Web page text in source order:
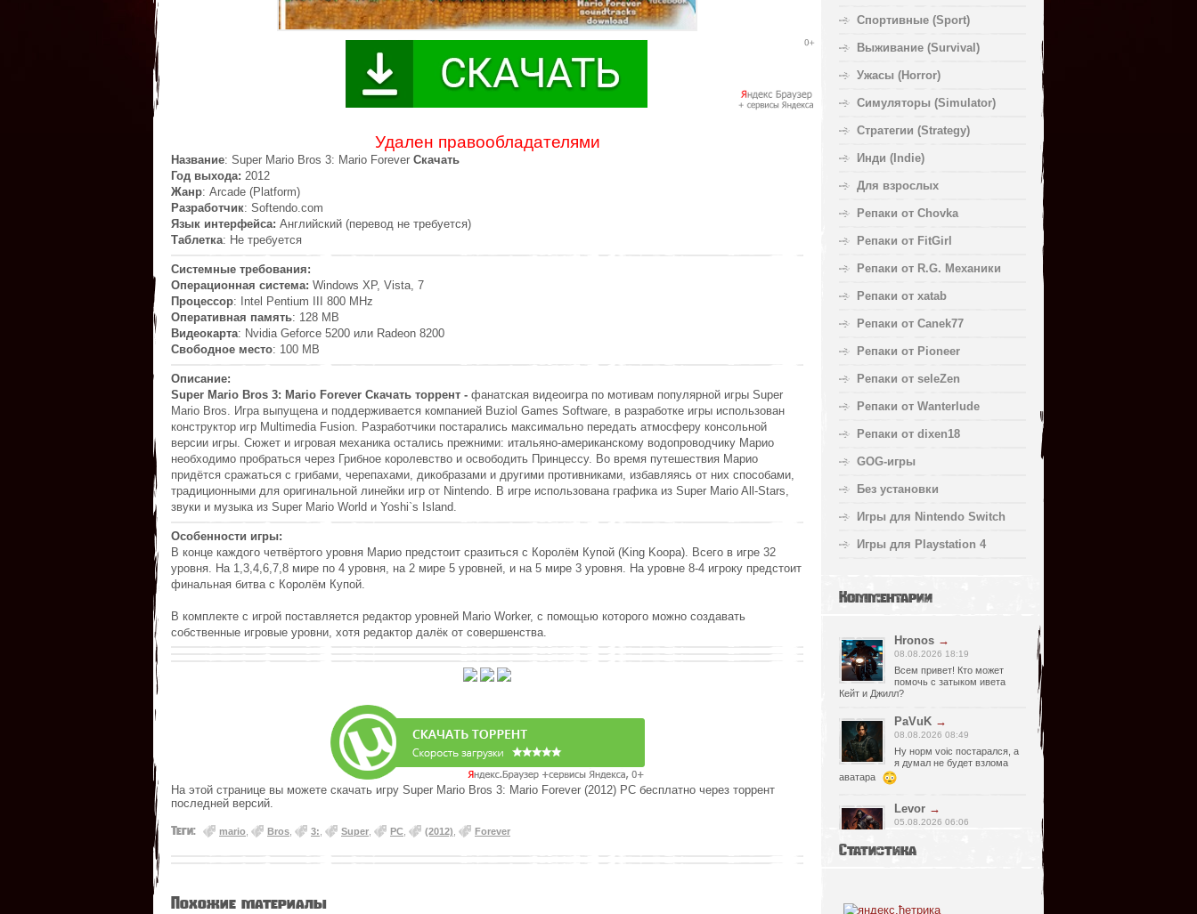
Удален правообладателями
Название: Super Mario Bros 3: Mario Forever Скачать
Год выхода: 2012
Жанр: Arcade (Platform)
Разработчик: Softendo.com
Язык интерфейса: Английский (перевод не требуется)
Таблетка: Не требуется
Системные требования:
Операционная система: Windows XP, Vista, 7
Процессор: Intel Pentium III 800 MHz
Оперативная память: 128 MB
Видеокарта: Nvidia Geforce 5200 или Radeon 8200
Свободное место: 100 MB
Описание:
Super Mario Bros 3: Mario Forever Скачать торрент - фанатская видеоигра по мотивам популярной игры Super
Mario Bros. Игра выпущена и поддерживается компанией Buziol Games Software, в разработке игры использован
конструктор игр Multimedia Fusion. Разработчики постарались максимально передать атмосферу консольной
версии игры. Сюжет и игровая механика остались прежними: итальяно-американскому водопроводчику Марио
необходимо пробраться через Грибное королевство и освободить Принцессу. Во время путешествия Марио
придётся сражаться с грибами, черепахами, дикобразами и другими противниками, избавляясь от них способами,
традиционными для оригинальной линейки игр от Nintendo. В игре использована графика из Super Mario All-Stars,
звуки и музыка из Super Mario World и Yoshi`s Island.
Особенности игры:
В конце каждого четвёртого уровня Марио предстоит сразиться с Королём Купой (King Koopa). Всего в игре 32
уровня. На 1,3,4,6,7,8 мире по 4 уровня, на 2 мире 5 уровней, и на 5 мире 3 уровня. На уровне 8-4 игроку предстоит
финальная битва с Королём Купой.
В комплекте с игрой поставляется редактор уровней Mario Worker, с помощью которого можно создавать
собственные игровые уровни, хотя редактор далёк от совершенства.
На этой странице вы можете скачать игру Super Mario Bros 3: Mario Forever (2012) PC бесплатно через торрент
последней версий.
Теги: mario Bros 3: Super PC (2012) Forever
Похожие материалы
Спортивные (Sport)
Выживание (Survival)
Ужасы (Horror)
Симуляторы (Simulator)
Стратегии (Strategy)
Инди (Indie)
Для взрослых
Репаки от Chovka
Репаки от FitGirl
Репаки от R.G. Механики
Репаки от xatab
Репаки от Canek77
Репаки от Pioneer
Репаки от seleZen
Репаки от Wanterlude
Репаки от dixen18
GOG-игры
Без установки
Игры для Nintendo Switch
Игры для Playstation 4
Комментарии
Hronos →
08.08.2026 18:19
Всем привет! Кто может
помочь с затыком ивета
Кейт и Джилл?
PaVuK →
08.08.2026 08:49
Ну норм voic постарался, а
я думал не будет взлома
аватара
Levor →
05.08.2026 06:06
указал что есть видимо
Статистика